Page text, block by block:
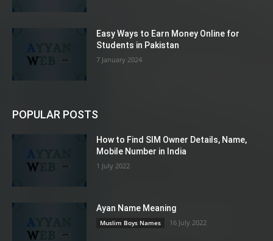
Easy Ways to Earn Money Online for
Students in Pakistan
7 January 2024
POPULAR POSTS
How to Find SIM Owner Details, Name,
Mobile Number in India
1 July 2022
Ayan Name Meaning
Muslim Boys Names 16 July 2022